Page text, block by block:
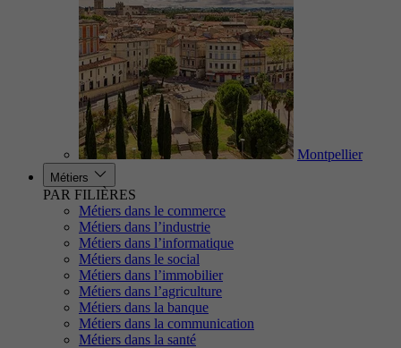
Montpellier
Métiers
PAR FILIÈRES
Métiers dans le commerce
Métiers dans l’industrie
Métiers dans l’informatique
Métiers dans le social
Métiers dans l’immobilier
Métiers dans l’agriculture
Métiers dans la banque
Métiers dans la communication
Métiers dans la santé